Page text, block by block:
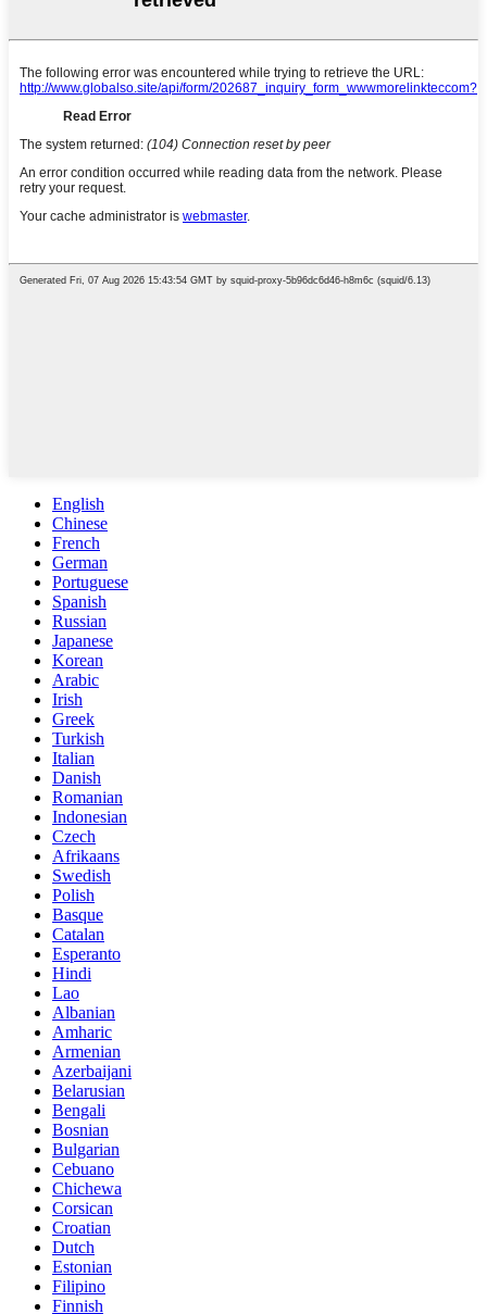
English
Chinese
French
German
Portuguese
Spanish
Russian
Japanese
Korean
Arabic
Irish
Greek
Turkish
Italian
Danish
Romanian
Indonesian
Czech
Afrikaans
Swedish
Polish
Basque
Catalan
Esperanto
Hindi
Lao
Albanian
Amharic
Armenian
Azerbaijani
Belarusian
Bengali
Bosnian
Bulgarian
Cebuano
Chichewa
Corsican
Croatian
Dutch
Estonian
Filipino
Finnish